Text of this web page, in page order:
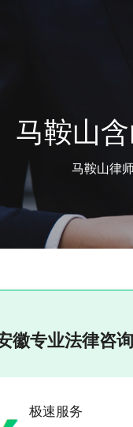
马鞍山
马鞍山律
徽专业法律咨
极速服务